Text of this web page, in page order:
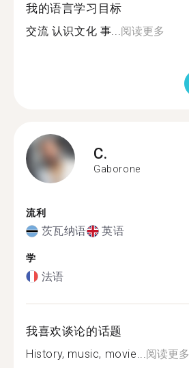
我的语言学习目标
交流 认识文化 事... 阅读更多
C.
Gaborone
流利
茨瓦纳语 英语
学
法语
我喜欢谈论的话题
History, music, movie... 阅读更多